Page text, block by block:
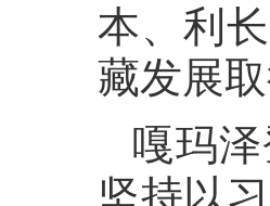
本、利
藏发展
嘎玛
坚持以